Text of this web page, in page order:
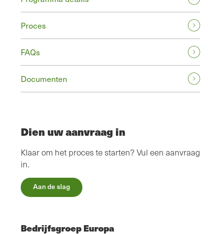
Proces
FAQs
Documenten
Dien uw aanvraag in
Klaar om het proces te starten? Vul een aanvraag
in.
Aan de slag
Bedrijfsgroep Europa